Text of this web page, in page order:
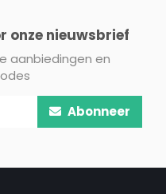
onze nieuwsbrief
aanbiedingen en
Abonneer